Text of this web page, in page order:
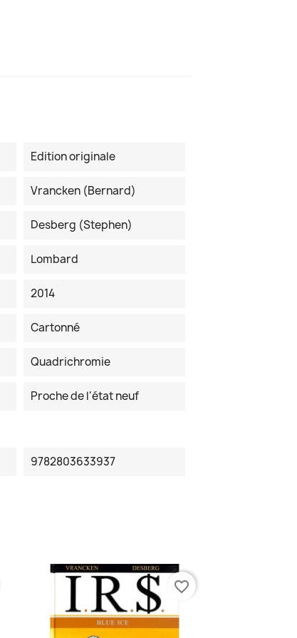
Edition originale
Vrancken (Bernard)
Desberg (Stephen)
Lombard
2014
Cartonné
Quadrichromie
Proche de l'état neuf
9782803633937
favorite_border